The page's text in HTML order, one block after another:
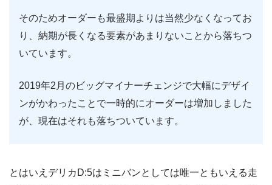
そのためオーダーも最盛期よりは当然少なくなってお
り、納期が長くなる要素があまりないことから落ちつ
いています。
2019年2月のビッグマイナーチェンジで大幅にデザイ
ンがかわったことで一時的にオーダーは増加しました
が、現在はそれも落ちついています。
とはいえデリカD:5はミニバンとしては唯一ともいえる走